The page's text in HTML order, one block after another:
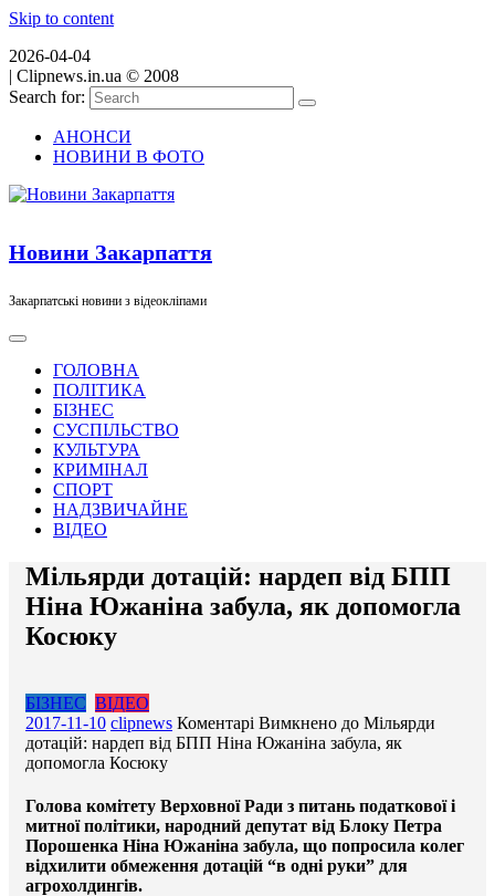
Skip to content
2026-04-04
| Clipnews.in.ua © 2008
Search for:
АНОНСИ
НОВИНИ В ФОТО
Новини Закарпаття
Закарпатські новини з відеокліпами
ГОЛОВНА
ПОЛІТИКА
БІЗНЕС
СУСПІЛЬСТВО
КУЛЬТУРА
КРИМІНАЛ
СПОРТ
НАДЗВИЧАЙНЕ
ВІДЕО
Мільярди дотацій: нардеп від БПП
Ніна Южаніна забула, як допомогла
Косюку
БІЗНЕС ВІДЕО
2017-11-10 clipnews Коментарі Вимкнено до Мільярди
дотацій: нардеп від БПП Ніна Южаніна забула, як
допомогла Косюку
Голова комітету Верховної Ради з питань податкової і
митної політики, народний депутат від Блоку Петра
Порошенка Ніна Южаніна забула, що попросила колег
відхилити обмеження дотацій “в одні руки” для
агрохолдингів.